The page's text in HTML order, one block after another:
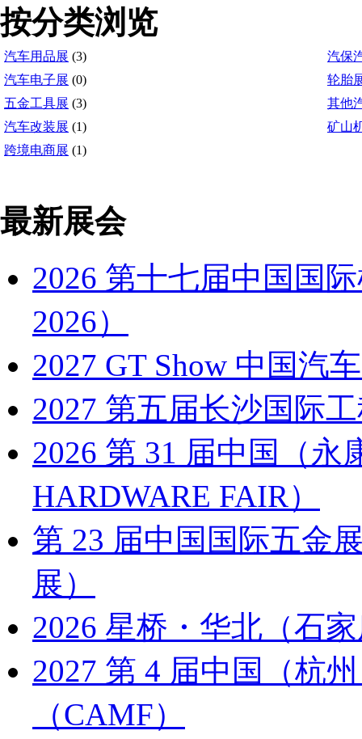
按分类浏览
汽车用品展 (3)
汽保
汽车电子展 (0)
轮胎
五金工具展 (3)
其他
汽车改装展 (1)
矿山
跨境电商展 (1)
最新展会
2026 第十七届中国国
2026）
2027 GT Show 中国汽
2027 第五届长沙国际
2026 第 31 届中国（
HARDWARE FAIR）
第 23 届中国国际五金
展）
2026 星桥・华北（石
2027 第 4 届中国（杭
（CAMF）